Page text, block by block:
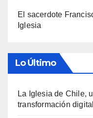
El sacerdote
Iglesia
Lo Último
La Iglesia de Chile,
transformación